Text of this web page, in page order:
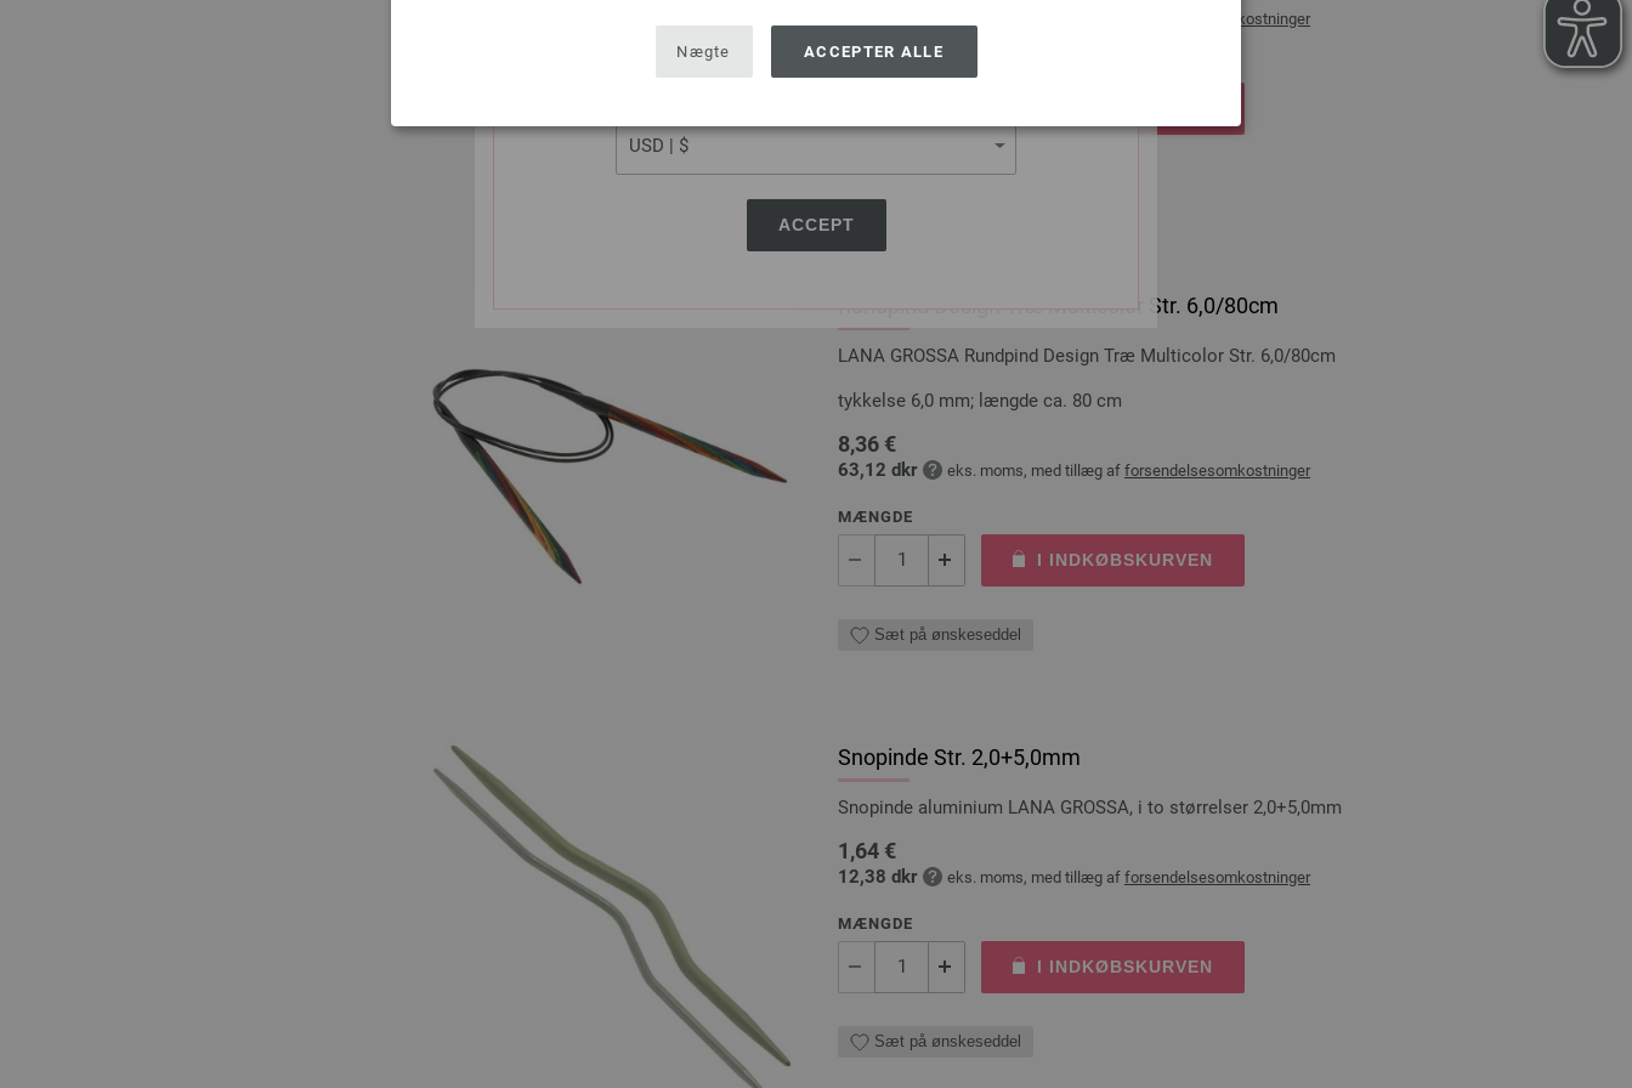
USA - The United States of America
ACCEPT
Nægte ACCEPTER ALLE
forsendelsesomkostninger
Rundpind Design Træ Multicolor Str. 6,0/80cm
LANA GROSSA Rundpind Design Træ Multicolor Str. 6,0/80cm
tykkelse 6,0 mm; længde ca. 80 cm
8,36 €
63,12 dkr eks. moms, med tillæg af forsendelsesomkostninger
MÆNGDE
I INDKØBSKURVEN
Sæt på ønskeseddel
Snopinde Str. 2,0+5,0mm
Snopinde aluminium LANA GROSSA, i to størrelser 2,0+5,0mm
1,64 €
12,38 dkr eks. moms, med tillæg af forsendelsesomkostninger
MÆNGDE
I INDKØBSKURVEN
Sæt på ønskeseddel